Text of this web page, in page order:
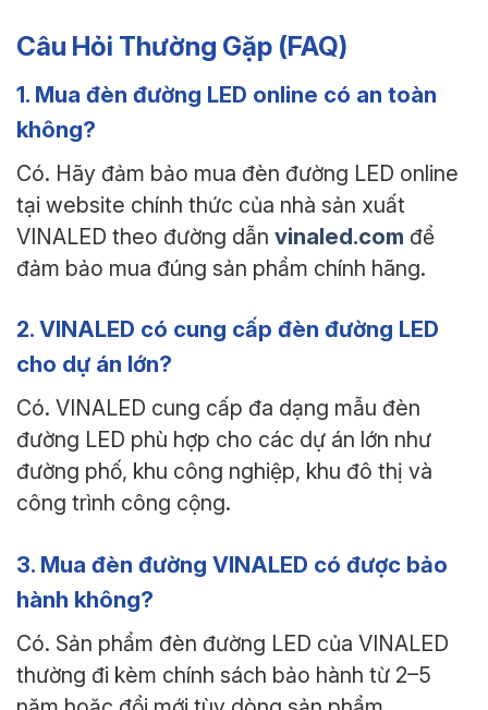
Câu Hỏi Thường Gặp (FAQ)
1. Mua đèn đường LED online có an toàn
không?
Có. Hãy đảm bảo mua đèn đường LED online
tại website chính thức của nhà sản xuất
VINALED theo đường dẫn vinaled.com để
đảm bảo mua đúng sản phẩm chính hãng.
2. VINALED có cung cấp đèn đường LED
cho dự án lớn?
Có. VINALED cung cấp đa dạng mẫu đèn
đường LED phù hợp cho các dự án lớn như
đường phố, khu công nghiệp, khu đô thị và
công trình công cộng.
3. Mua đèn đường VINALED có được bảo
hành không?
Có. Sản phẩm đèn đường LED của VINALED
thường đi kèm chính sách bảo hành từ 2–5